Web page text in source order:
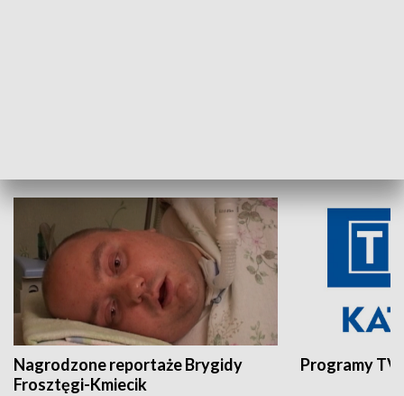
Nagrodzone reportaże Brygidy
Frosztęgi-Kmiecik
Programy